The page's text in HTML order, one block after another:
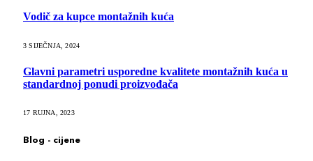
Vodič za kupce montažnih kuća
3 SIJEČNJA, 2024
Glavni parametri usporedne kvalitete montažnih kuća u
standardnoj ponudi proizvođača
17 RUJNA, 2023
Blog - cijene